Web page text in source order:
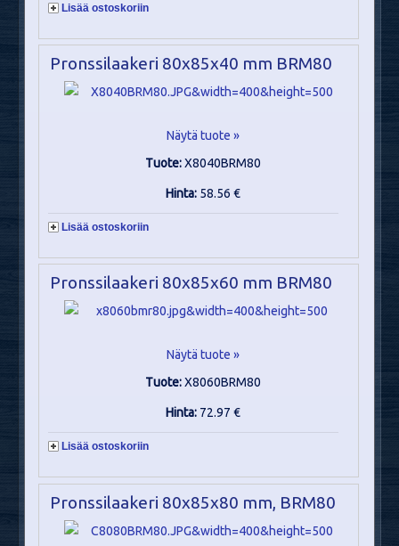
Lisää ostoskoriin
Pronssilaakeri 80x85x40 mm BRM80
Näytä tuote »
Tuote:X8040BRM80
Hinta: 58.56 €
Lisää ostoskoriin
Pronssilaakeri 80x85x60 mm BRM80
Näytä tuote »
Tuote:X8060BRM80
Hinta: 72.97 €
Lisää ostoskoriin
Pronssilaakeri 80x85x80 mm, BRM80